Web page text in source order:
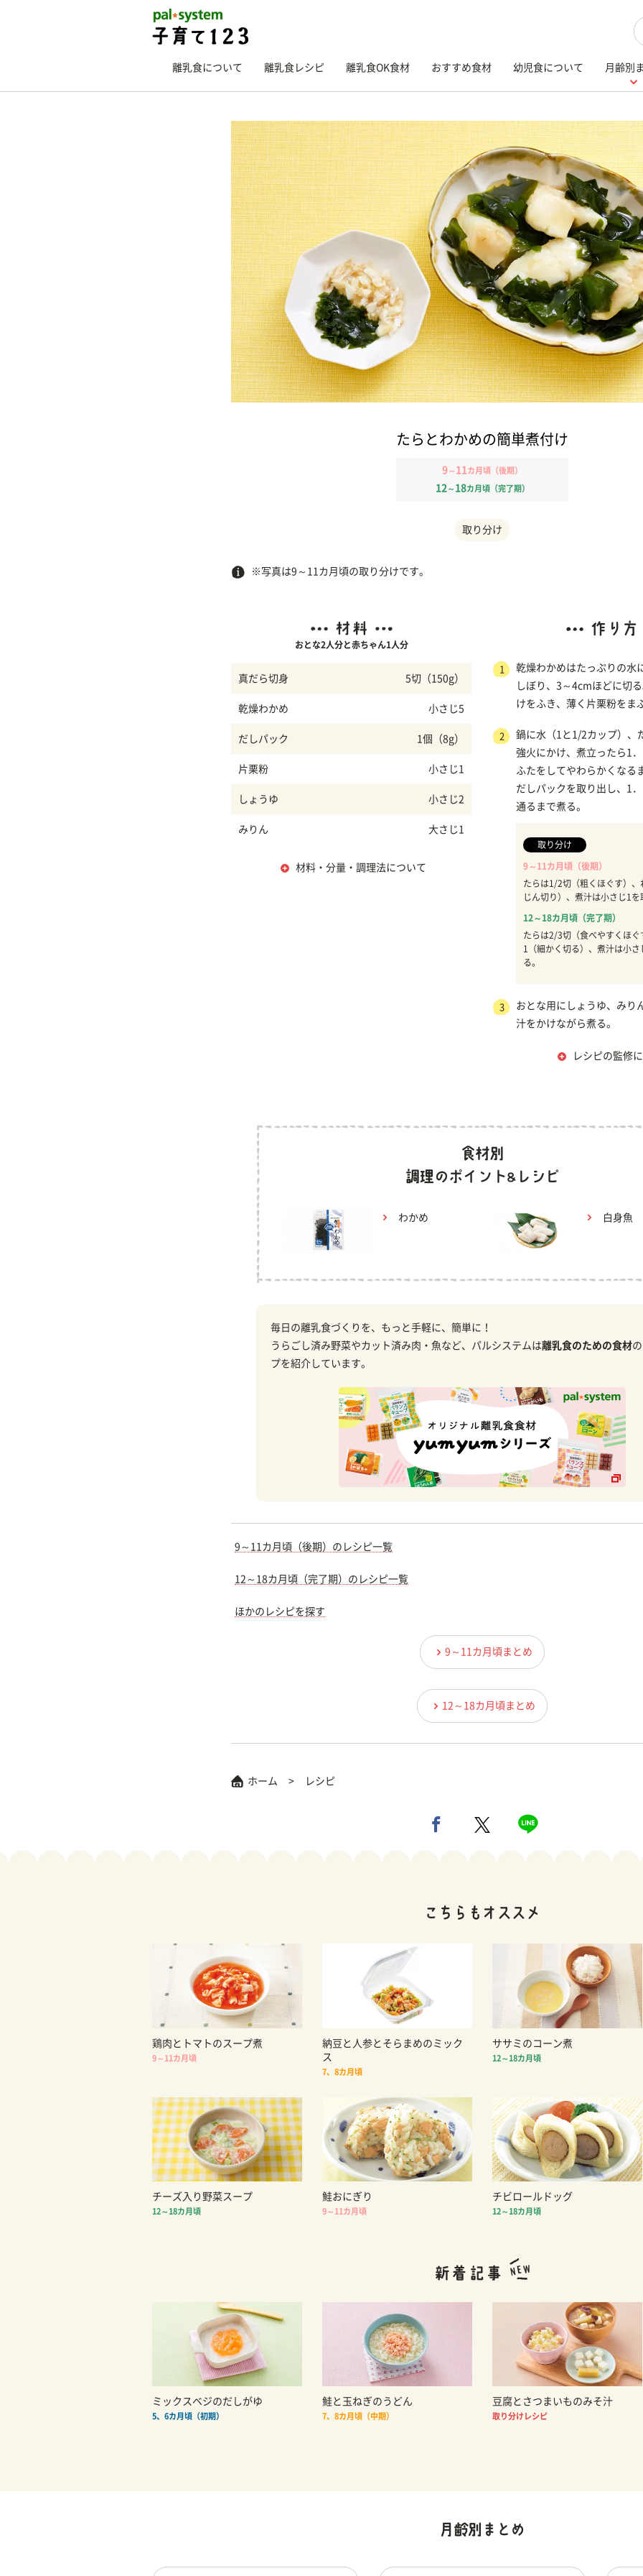
離乳食について 離乳食レシピ 離乳食OK食材 おすすめ食材 幼児食について 月齢別
たらとわかめの簡単煮付け
9～ 11 カ月頃（後期）
12 ～ 18カ月頃（完了期）
取り分け
※写真は9～11カ月頃の取り分けです。
おとな2人分と赤ちゃん1人分
真だら切身 5切（150g）
乾燥わかめ 小さじ5
だしパック 1個（8g）
片栗粉 小さじ1
しょうゆ 小さじ2
みりん 大さじ1
材料・分量・調理法について
1
乾燥わかめはたっぷりの水
しぼり、3～4cmほどに切
けをふき、薄く片栗粉をま
2
鍋に水（1と1/2カップ）、
強火にかけ、煮立ったら1．
ふたをしてやわらかくなる
だしパックを取り出し、1
通るまで煮る。
取り分け
9～11カ月頃（後期）
たらは1/2切（粗くほぐす）、
じん切り）、煮汁は小さじ1を
12～18カ月頃（完了期）
たらは2/3切（食べやすくほぐ
1（細かく切る）、煮汁は小さ
る。
3
おとな用にしょうゆ、みり
汁をかけながら煮る。
レシピの監修
わかめ 白身魚
毎日の離乳食づくりを、もっと手軽に、簡単に！
うらごし済み野菜やカット済み肉・魚など、パルシステムは離乳食のための食材
プを紹介しています。
9～11カ月頃（後期）のレシピ一覧
12～18カ月頃（完了期）のレシピ一覧
ほかのレシピを探す
9～11カ月頃まとめ
12～18カ月頃まとめ
ホーム レシピ
鶏肉とトマトのスープ煮
9～11カ月頃
納豆と人参とそらまめのミック
ス
7、8カ月頃
ササミのコーン煮
12～18カ月頃
チーズ入り野菜スープ
12～18カ月頃
鮭おにぎり
9～11カ月頃
チビロールドッグ
12～18カ月頃
ミックスベジのだしがゆ
5、6カ月頃（初期）
鮭と玉ねぎのうどん
7、8カ月頃（中期）
豆腐とさつまいものみそ汁
取り分けレシピ